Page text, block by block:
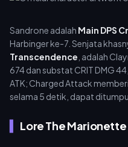
Sandrone adalah Main DPS
Harbinger ke-7. Senjata
Transcendence , adalah
674 dan substat CRIT DMG
ATK; Charged Attack
selama 5 detik, dapat
Lore The Marionette